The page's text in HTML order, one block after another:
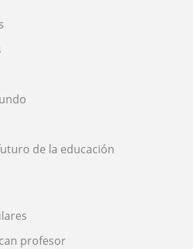
de la educación
profesor